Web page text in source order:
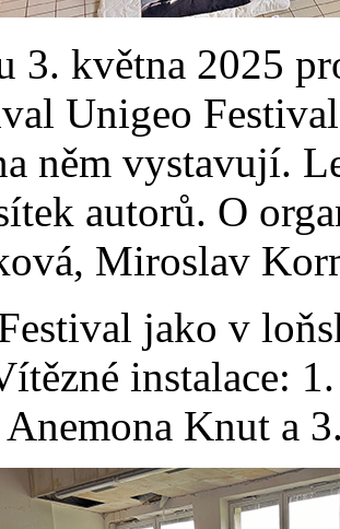
3. května 2025
Unigeo
něm vystavují.
autorů. O
Miroslav
jako v
instalace:
Knut a